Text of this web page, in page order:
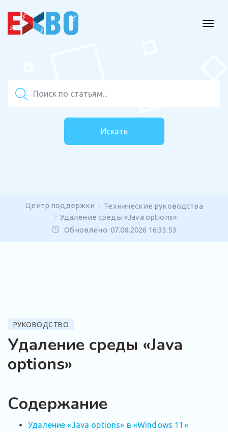
Искать
Центр поддержки
Технические руководства
Удаление среды «Java options»
Обновлено: 07.08.2026 16:33:53
РУКОВОДСТВО
Удаление среды «Java
options»
Содержание
Удаление «Java options» в «Windows 11»